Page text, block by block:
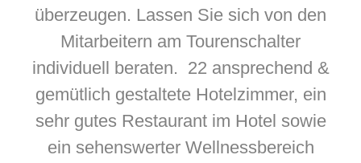
überzeugen. Lassen Sie sich von den
Mitarbeitern am Tourenschalter
individuell beraten. 22 ansprechend &
gemütlich gestaltete Hotelzimmer, ein
sehr gutes Restaurant im Hotel sowie
ein sehenswerter Wellnessbereich